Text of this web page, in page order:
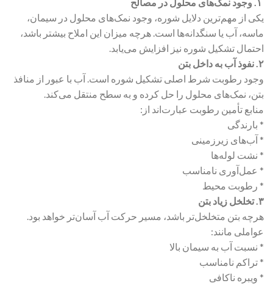
یکی از مهم‌ترین دلایل شوره، وجود نمک‌های محلول در سیمان،
ماسه، آب یا سنگدانه‌ها است. هرچه میزان این املاح بیشتر باشد،
احتمال تشکیل شوره نیز افزایش می‌یابد.
۲. نفوذ آب به داخل بتن
وجود رطوبت شرط اصلی تشکیل شوره است. آب با عبور از منافذ
بتن، نمک‌های محلول را حل کرده و به سطح منتقل می‌کند.
منابع تأمین رطوبت عبارت‌اند از:
* بارندگی
* آب‌های زیرزمینی
* نشت لوله‌ها
* عمل‌آوری نامناسب
* رطوبت محیط
۳. تخلخل زیاد بتن
هرچه بتن متخلخل‌تر باشد، مسیر حرکت آب آسان‌تر خواهد بود.
عواملی مانند:
* نسبت آب به سیمان بالا
* تراکم نامناسب
* ویبره ناکافی